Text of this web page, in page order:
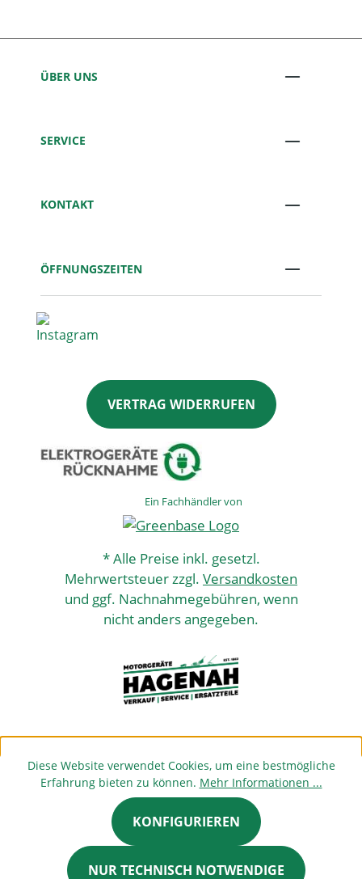
ÜBER UNS
SERVICE
KONTAKT
ÖFFNUNGSZEITEN
VERTRAG WIDERRUFEN
Ein Fachhändler von
* Alle Preise inkl. gesetzl.
Mehrwertsteuer zzgl. Versandkosten
und ggf. Nachnahmegebühren, wenn
nicht anders angegeben.
Diese Website verwendet Cookies, um eine bestmögliche
Erfahrung bieten zu können. Mehr Informationen ...
NUR TECHNISCH NOTWENDIGE
KONFIGURIEREN